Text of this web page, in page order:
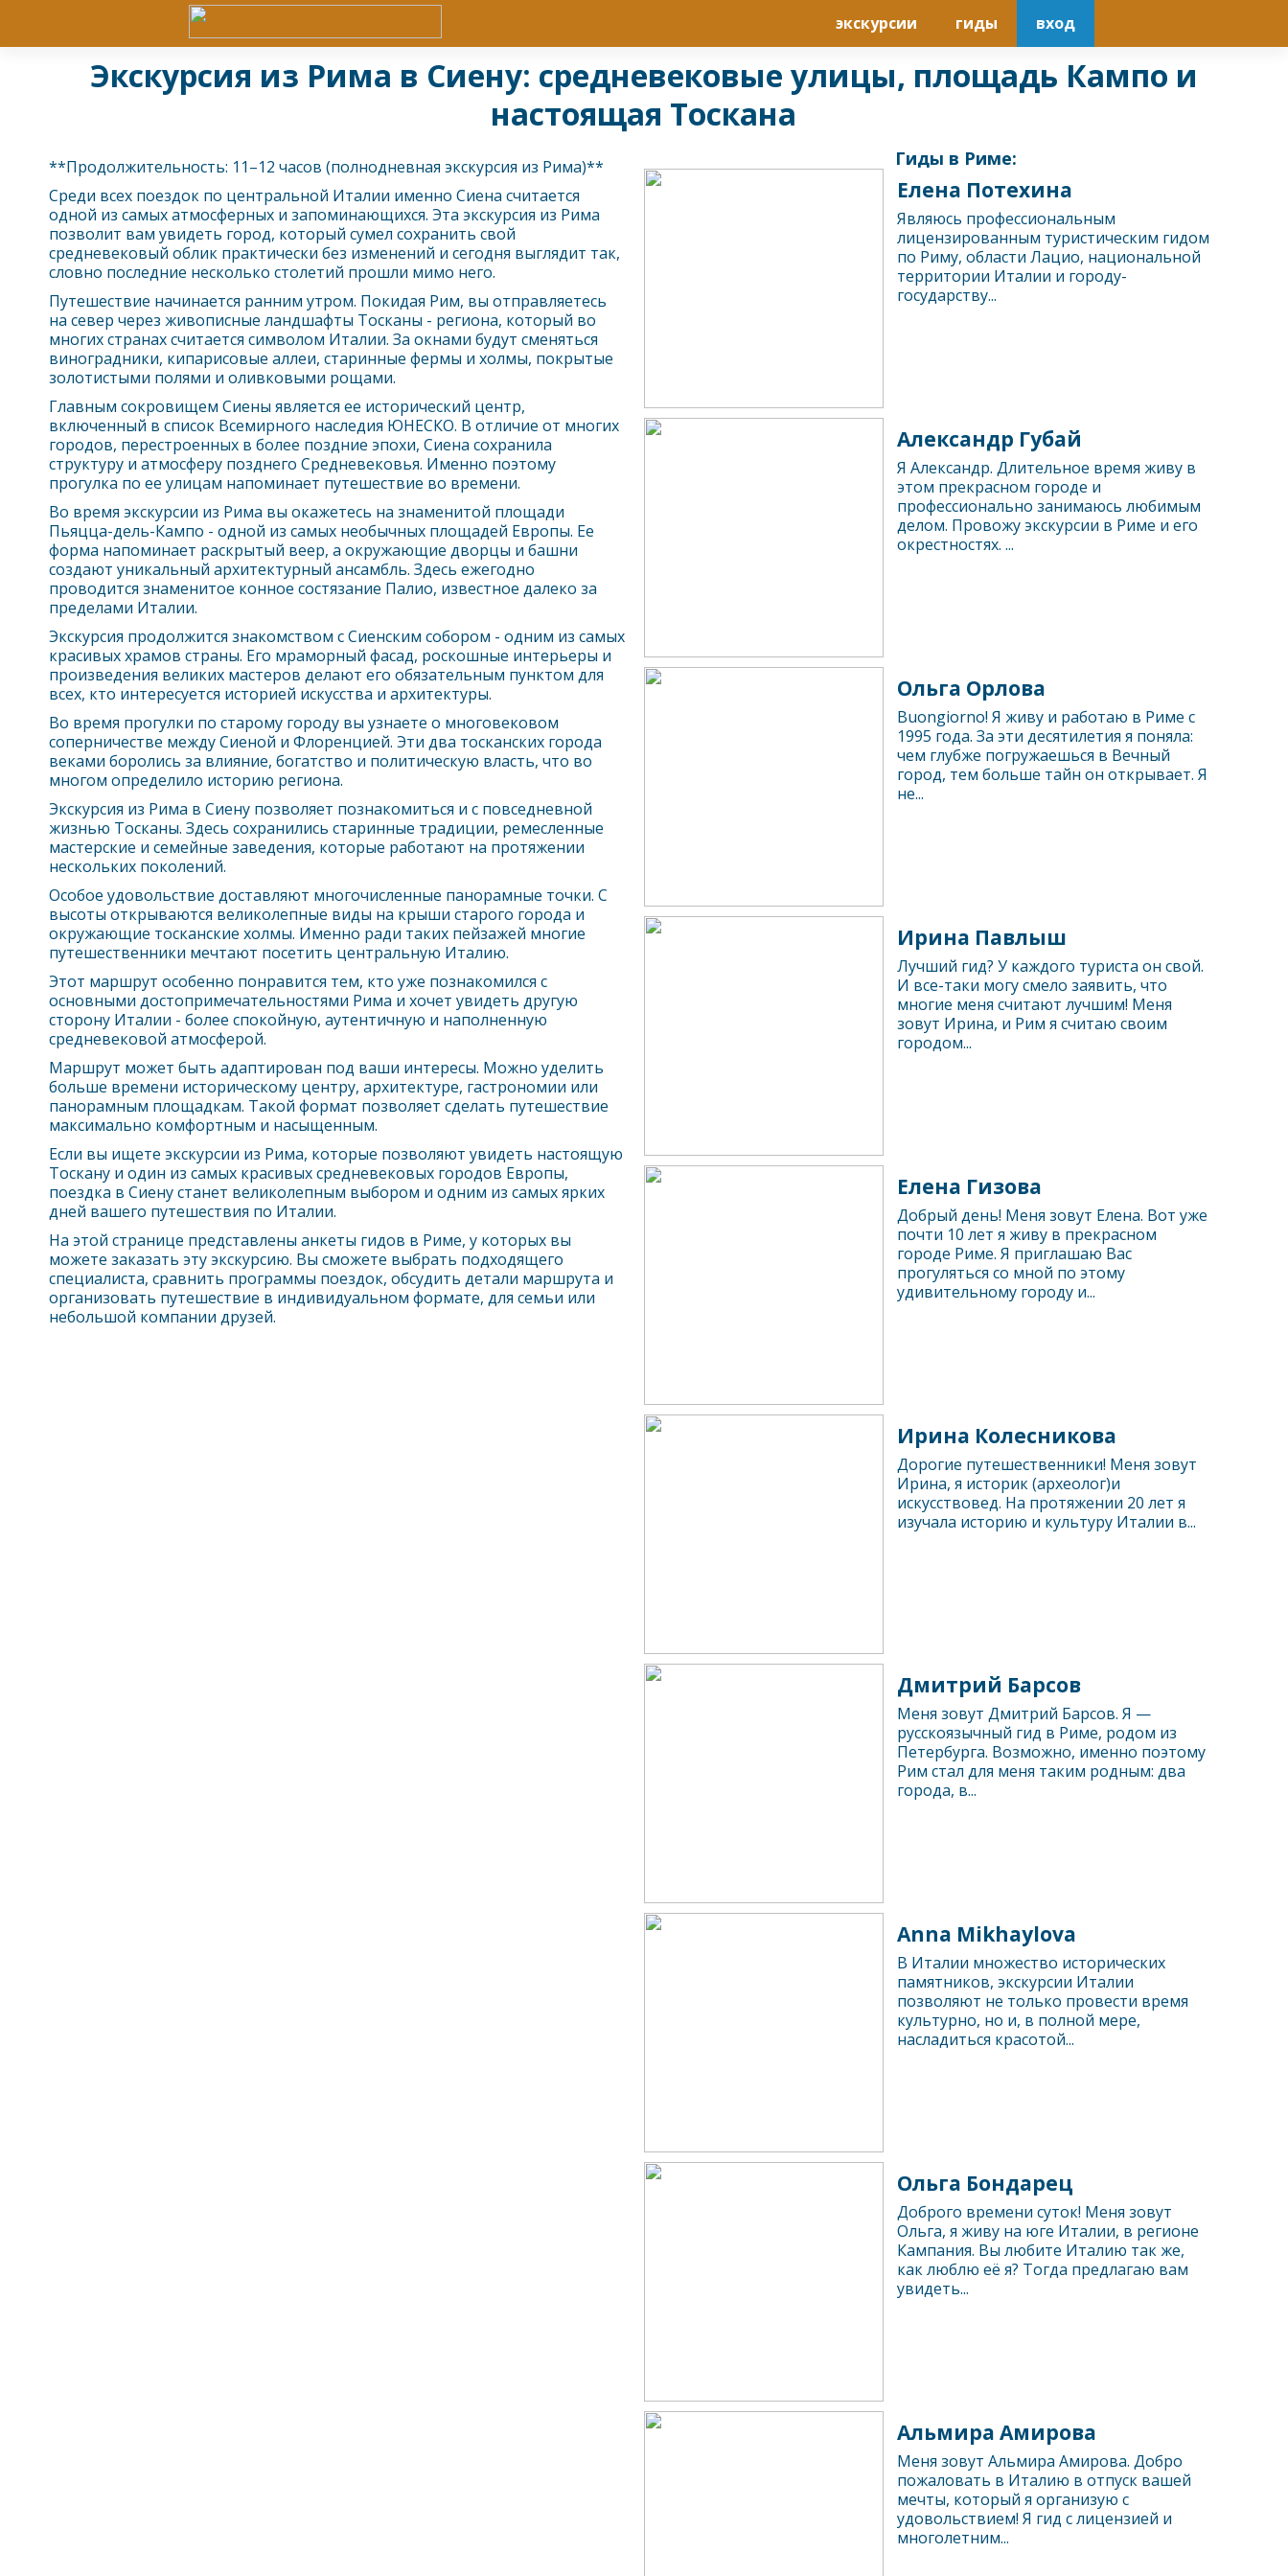
экскурсии гиды вход
Экскурсия из Рима в Сиену: средневековые улицы, площадь Кампо и
настоящая Тоскана
**Продолжительность: 11–12 часов (полнодневная экскурсия из Рима)**
Среди всех поездок по центральной Италии именно Сиена считается
одной из самых атмосферных и запоминающихся. Эта экскурсия из Рима
позволит вам увидеть город, который сумел сохранить свой
средневековый облик практически без изменений и сегодня выглядит так,
словно последние несколько столетий прошли мимо него.
Путешествие начинается ранним утром. Покидая Рим, вы отправляетесь
на север через живописные ландшафты Тосканы - региона, который во
многих странах считается символом Италии. За окнами будут сменяться
виноградники, кипарисовые аллеи, старинные фермы и холмы, покрытые
золотистыми полями и оливковыми рощами.
Главным сокровищем Сиены является ее исторический центр,
включенный в список Всемирного наследия ЮНЕСКО. В отличие от многих
городов, перестроенных в более поздние эпохи, Сиена сохранила
структуру и атмосферу позднего Средневековья. Именно поэтому
прогулка по ее улицам напоминает путешествие во времени.
Во время экскурсии из Рима вы окажетесь на знаменитой площади
Пьяцца-дель-Кампо - одной из самых необычных площадей Европы. Ее
форма напоминает раскрытый веер, а окружающие дворцы и башни
создают уникальный архитектурный ансамбль. Здесь ежегодно
проводится знаменитое конное состязание Палио, известное далеко за
пределами Италии.
Экскурсия продолжится знакомством с Сиенским собором - одним из самых
красивых храмов страны. Его мраморный фасад, роскошные интерьеры и
произведения великих мастеров делают его обязательным пунктом для
всех, кто интересуется историей искусства и архитектуры.
Во время прогулки по старому городу вы узнаете о многовековом
соперничестве между Сиеной и Флоренцией. Эти два тосканских города
веками боролись за влияние, богатство и политическую власть, что во
многом определило историю региона.
Экскурсия из Рима в Сиену позволяет познакомиться и с повседневной
жизнью Тосканы. Здесь сохранились старинные традиции, ремесленные
мастерские и семейные заведения, которые работают на протяжении
нескольких поколений.
Особое удовольствие доставляют многочисленные панорамные точки. С
высоты открываются великолепные виды на крыши старого города и
окружающие тосканские холмы. Именно ради таких пейзажей многие
путешественники мечтают посетить центральную Италию.
Этот маршрут особенно понравится тем, кто уже познакомился с
основными достопримечательностями Рима и хочет увидеть другую
сторону Италии - более спокойную, аутентичную и наполненную
средневековой атмосферой.
Маршрут может быть адаптирован под ваши интересы. Можно уделить
больше времени историческому центру, архитектуре, гастрономии или
панорамным площадкам. Такой формат позволяет сделать путешествие
максимально комфортным и насыщенным.
Если вы ищете экскурсии из Рима, которые позволяют увидеть настоящую
Тоскану и один из самых красивых средневековых городов Европы,
поездка в Сиену станет великолепным выбором и одним из самых ярких
дней вашего путешествия по Италии.
На этой странице представлены анкеты гидов в Риме, у которых вы
можете заказать эту экскурсию. Вы сможете выбрать подходящего
специалиста, сравнить программы поездок, обсудить детали маршрута и
организовать путешествие в индивидуальном формате, для семьи или
небольшой компании друзей.
Гиды в Риме:
Елена Потехина
Являюсь профессиональным
лицензированным туристическим гидом
по Риму, области Лацио, национальной
территории Италии и городу-
государству...
Александр Губай
Я Александр. Длительное время живу в
этом прекрасном городе и
профессионально занимаюсь любимым
делом. Провожу экскурсии в Риме и его
окрестностях. ...
Ольга Орлова
Buongiorno! Я живу и работаю в Риме с
1995 года. За эти десятилетия я поняла:
чем глубже погружаешься в Вечный
город, тем больше тайн он открывает. Я
не...
Ирина Павлыш
Лучший гид? У каждого туриста он свой.
И все-таки могу смело заявить, что
многие меня считают лучшим! Меня
зовут Ирина, и Рим я считаю своим
городом...
Елена Гизова
Добрый день! Меня зовут Елена. Вот уже
почти 10 лет я живу в прекрасном
городе Риме. Я приглашаю Вас
прогуляться со мной по этому
удивительному городу и...
Ирина Колесникова
Дорогие путешественники! Меня зовут
Ирина, я историк (археолог)и
искусствовед. На протяжении 20 лет я
изучала историю и культуру Италии в...
Дмитрий Барсов
Меня зовут Дмитрий Барсов. Я —
русскоязычный гид в Риме, родом из
Петербурга. Возможно, именно поэтому
Рим стал для меня таким родным: два
города, в...
Anna Mikhaylova
В Италии множество исторических
памятников, экскурсии Италии
позволяют не только провести время
культурно, но и, в полной мере,
насладиться красотой...
Ольга Бондарец
Доброго времени суток! Меня зовут
Ольга, я живу на юге Италии, в регионе
Кампания. Вы любите Италию так же,
как люблю её я? Тогда предлагаю вам
увидеть...
Альмира Амирова
Меня зовут Альмира Амирова. Добро
пожаловать в Италию в отпуск вашей
мечты, который я организую с
удовольствием! Я гид с лицензией и
многолетним...